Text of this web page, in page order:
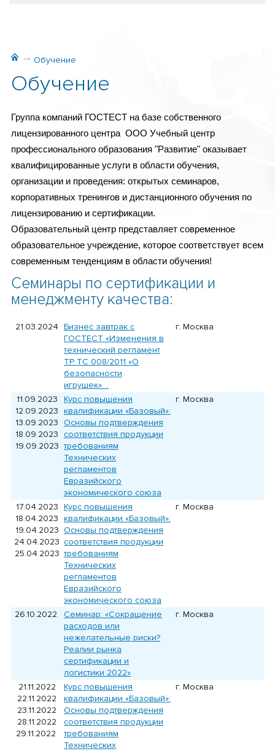
Обучение
Обучение
Группа компаний ГОСТЕСТ на базе собственного
лицензированного центра ООО Учебный центр
профессионального образования "Развитие" оказывает
квалифицированные услуги в области обучения,
организации и проведения: открытых семинаров,
корпоративных тренингов и дистанционного обучения по
лицензированию и сертификации.
Образовательный центр представляет современное
образовательное учреждение, которое соответствует всем
современным тенденциям в области обучения!
Семинары по сертификации и
менеджменту качества:
21.03.2024 Бизнес завтрак с
ГОСТЕСТ «Изменения в
технический регламент
ТР ТС 008/2011 «О
безопасности
игрушек» .
г. Москва
11.09.2023
12.09.2023
13.09.2023
18.09.2023
19.09.2023
Курс повышения
квалификации «Базовый»:
Основы подтверждения
соответствия продукции
требованиям
Технических
регламентов
Евразийского
экономического союза
г. Москва
17.04.2023
18.04.2023
19.04.2023
24.04.2023
25.04.2023
Курс повышения
квалификации «Базовый»:
Основы подтверждения
соответствия продукции
требованиям
Технических
регламентов
Евразийского
экономического союза
г. Москва
26.10.2022
Семинар: «Сокращение
расходов или
нежелательные риски?
Реалии рынка
сертификации и
логистики 2022»
г. Москва
21.11.2022
22.11.2022
23.11.2022
28.11.2022
29.11.2022
Курс повышения
квалификации «Базовый»:
Основы подтверждения
соответствия продукции
требованиям
Технических
г. Москва